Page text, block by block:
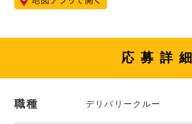
応募詳細
職種 デリバリークルー